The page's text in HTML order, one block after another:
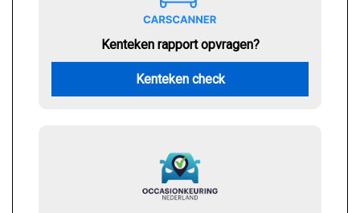
Kenteken rapport opvragen?
Kenteken check